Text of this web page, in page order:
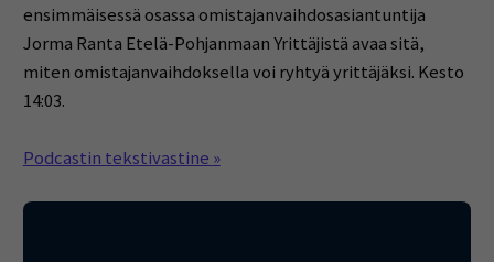
ensimmäisessä osassa omistajanvaihdosasiantuntija
Jorma Ranta Etelä-Pohjanmaan Yrittäjistä avaa sitä,
miten omistajanvaihdoksella voi ryhtyä yrittäjäksi. Kesto
14:03.
Podcastin tekstivastine »